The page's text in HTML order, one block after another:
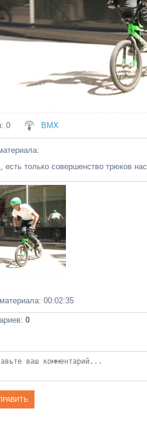
: 0 BMX
:
есть только совершенство трюков
: 00:02:35
: 0